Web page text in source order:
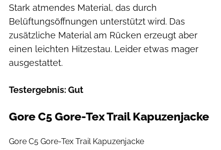
Stark atmendes Material, das durch
Belüftungsöffnungen unterstützt wird. Das
zusätzliche Material am Rücken erzeugt aber
einen leichten Hitzestau. Leider etwas mager
ausgestattet.
Testergebnis: Gut
Gore C5 Gore-Tex Trail Kapuzenjacke
Moritz Schwertner
Gore C5 Gore-Tex Trail Kapuzenjacke